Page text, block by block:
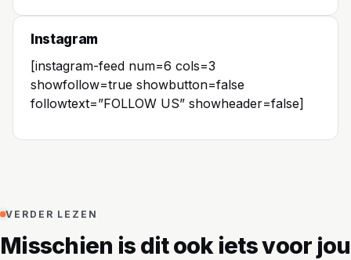
Instagram
[instagram-feed num=6 cols=3
showfollow=true showbutton=false
followtext=”FOLLOW US” showheader=false]
VERDER LEZEN
Misschien is dit ook iets voor jou